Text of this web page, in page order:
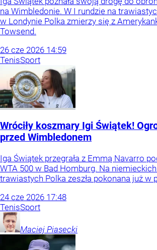
na Wimbledonie. W I rundzie na
w Londynie Polka zmierzy się z
Towsend.
26 cze 2026 14:59
TenisSport
Wróciły koszmary Igi Świątek!
przed Wimbledonem
Iga Świątek przegrała z Emmą Navarro
WTA 500 w Bad Homburg. Na
trawiastych Polka zeszła pokonana już w
24 cze 2026 17:48
TenisSport
Maciej Piasecki